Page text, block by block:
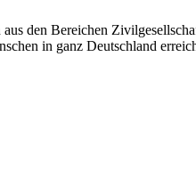
den Bereichen
in ganz Deutschland